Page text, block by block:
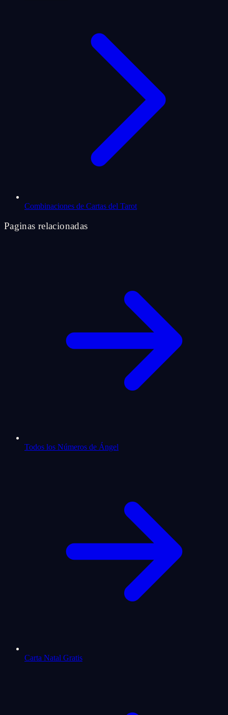
Combinaciones de Cartas del Tarot
Paginas relacionadas
Todos los Números de Ángel
Carta Natal Gratis